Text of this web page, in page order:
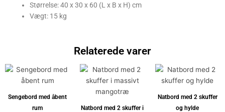
Størrelse: 40 x 30 x 60 (L x B x H) cm
Vægt: 15 kg
Relaterede varer
Sengebord med åbent
rum
Natbord med 2 skuffer i
Natbord med 2 skuffer
og hylde